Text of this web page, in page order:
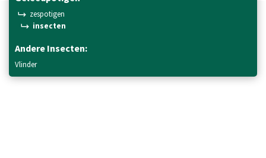
zespotigen
insecten
Andere Insecten:
vlinder